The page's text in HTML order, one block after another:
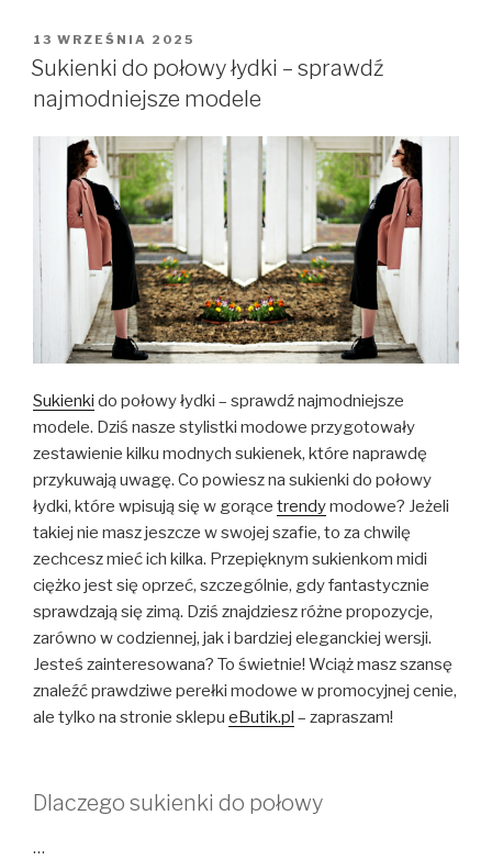
OPUBLIKOWANE
W
13 WRZEŚNIA 2025
Sukienki do połowy łydki – sprawdź
najmodniejsze modele
Sukienki do połowy łydki – sprawdź najmodniejsze
modele. Dziś nasze stylistki modowe przygotowały
zestawienie kilku modnych sukienek, które naprawdę
przykuwają uwagę. Co powiesz na sukienki do połowy
łydki, które wpisują się w gorące trendymodowe? Jeżeli
takiej nie masz jeszcze w swojej szafie, to za chwilę
zechcesz mieć ich kilka. Przepięknym sukienkom midi
ciężko jest się oprzeć, szczególnie, gdy fantastycznie
sprawdzają się zimą. Dziś znajdziesz różne propozycje,
zarówno w codziennej, jak i bardziej eleganckiej wersji.
Jesteś zainteresowana? To świetnie! Wciąż masz szansę
znaleźć prawdziwe perełki modowe w promocyjnej cenie,
ale tylko na stronie sklepu eButik.pl – zapraszam!
Dlaczego sukienki do połowy
…